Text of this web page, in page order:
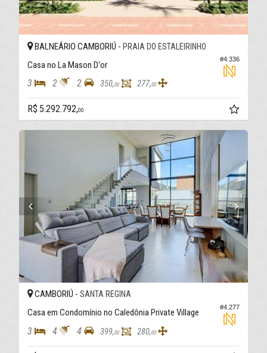
#4.336
BALNEÁRIO CAMBORIÚ - PRAIA DO ESTALEIRINHO
Casa no La Mason D'or
3 2 2 350,00 277,00
R$ 5.292.792,00
#4.277
CAMBORIÚ - SANTA REGINA
Casa em Condomínio no Caledônia Private Village
3 4 4 399,00 280,00